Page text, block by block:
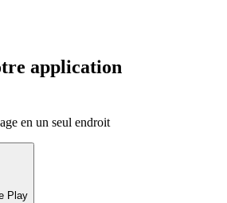
application
en un seul endroit
Play